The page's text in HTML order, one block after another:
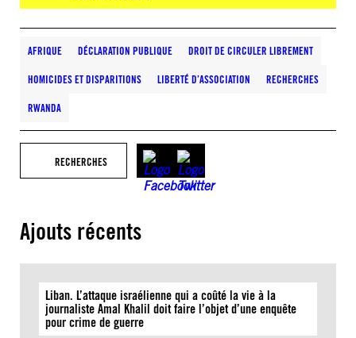
AFRIQUE DÉCLARATION PUBLIQUE DROIT DE CIRCULER LIBREMENT
HOMICIDES ET DISPARITIONS LIBERTÉ D’ASSOCIATION RECHERCHES
RWANDA
RECHERCHES
Ajouts récents
Liban. L’attaque israélienne qui a coûté la vie à la
journaliste Amal Khalil doit faire l’objet d’une enquête
pour crime de guerre